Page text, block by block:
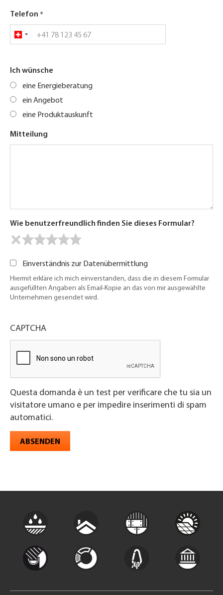
Telefon
Ich wünsche
eine Energieberatung
ein Angebot
eine Produktauskunft
Mitteilung
Wie benutzerfreundlich finden Sie dieses Formular?
Einverständnis zur Datenübermittlung
Hiermit erkläre ich mich einverstanden, dass die in diesem Formular
ausgefüllten Angaben als Email-Kopie an das von mir ausgewählte
Unternehmen gesendet wird.
CAPTCHA
Questa domanda è un test per verificare che tu sia un
visitatore umano e per impedire inserimenti di spam
automatici.
ABSENDEN